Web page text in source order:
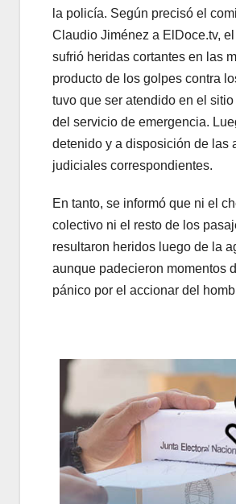
la policía. Según precisó el
Claudio Jiménez a ElDoce.tv,
sufrió heridas cortantes en las
producto de los golpes contra
tuvo que ser atendido en el
del servicio de emergencia.
detenido y a disposición de las
judiciales correspondientes.
En tanto, se informó que ni el
colectivo ni el resto de los
resultaron heridos luego de la
aunque padecieron momentos
pánico por el accionar del